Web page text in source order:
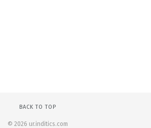
BACK TO TOP
© 2026 ur.inditics.com